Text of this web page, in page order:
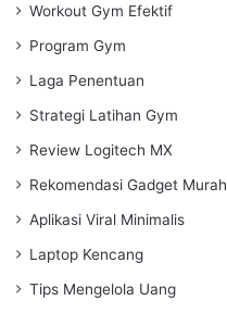
Workout Gym Efektif
Program Gym
Laga Penentuan
Strategi Latihan Gym
Review Logitech MX
Rekomendasi Gadget Murah
Aplikasi Viral Minimalis
Laptop Kencang
Tips Mengelola Uang